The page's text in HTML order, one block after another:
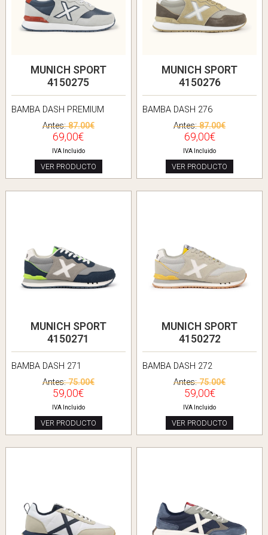
MUNICH SPORT
4150275
BAMBA DASH PREMIUM
Antes:87.00€
69,00€
IVA Incluido
VER PRODUCTO
MUNICH SPORT
4150276
BAMBA DASH 276
Antes:87.00€
69,00€
IVA Incluido
VER PRODUCTO
MUNICH SPORT
4150271
BAMBA DASH 271
Antes:75.00€
59,00€
IVA Incluido
VER PRODUCTO
MUNICH SPORT
4150272
BAMBA DASH 272
Antes:75.00€
59,00€
IVA Incluido
VER PRODUCTO